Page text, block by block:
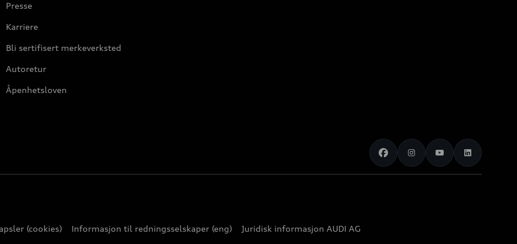
Presse
Karriere
Bli sertifisert merkeverksted
Autoretur
Åpenhetsloven
(cookies) Informasjon til redningsselskaper (eng) Juridisk informasjon AUDI AG